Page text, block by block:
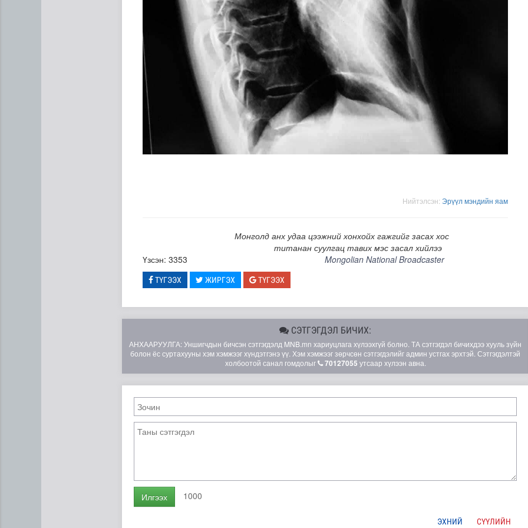
Нийтэлсэн: Эрүүл мэндийн яам
Монголд анх удаа цээжний хонхойх гажгийг засах хос
титанан суулгац тавих мэс засал хийлээ
Үзсэн: 3353
Mongolian National Broadcaster
ТҮГЭЭХ ЖИРГЭХ ТҮГЭЭХ
СЭТГЭГДЭЛ БИЧИХ:
АНХААРУУЛГА: Уншигчдын бичсэн сэтгэгдэлд MNB.mn хариуцлага хүлээхгүй болно. ТА сэтгэгдэл бичихдээ хууль зүйн
болон ёс суртахууны хэм хэмжээг хүндэтгэнэ үү. Хэм хэмжээг зөрчсөн сэтгэгдэлийг админ устгах эрхтэй. Сэтгэгдэлтэй
холбоотой санал гомдолыг
70127055 утсаар хүлээн авна.
Илгээх 1000
ЭХНИЙ СҮҮЛИЙН